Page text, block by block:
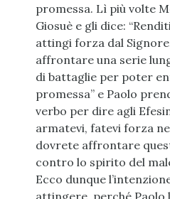
promessa. Lì più volte
Giosuè e gli dice:
attingi forza dal
affrontare una serie
di battaglie per poter
promessa” e Paolo
verbo per dire agli
armatevi, fatevi forza
dovrete affrontare
contro lo spirito del
Ecco dunque